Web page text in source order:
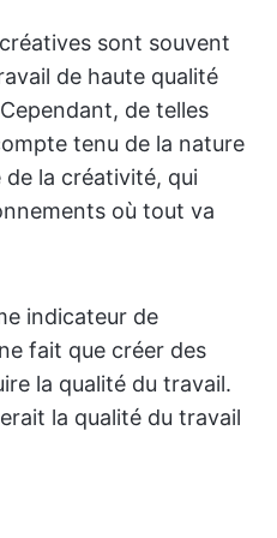
sont souvent
de haute qualité
de telles
tenu de la nature
la créativité, qui
où tout va
indicateur de
fait que créer des
la qualité du travail.
la qualité du travail